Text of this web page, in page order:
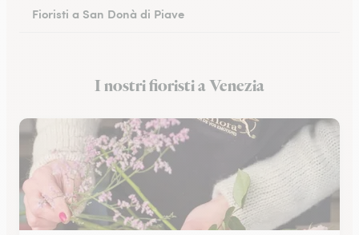
Fioristi a San Donà di Piave
Fioristi a LegnagoI nostri fioristi a Venezia